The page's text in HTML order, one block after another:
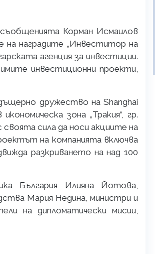
Корман Исмаилов
на наградите „Инвеститор на
агенция за инвестиции.
инвестиционни проекти,
дружество на Shanghai
зона „Тракия“, гр.
сила да носи акциите на
на компанията включва
разкриването на над 100
България Илияна Йотова,
Мария Недина, министри и
на дипломатически мисии,